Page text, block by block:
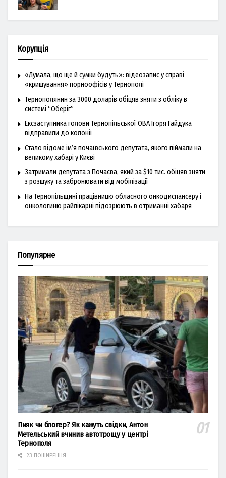
Корупція
«Думала, що ще й сумки будуть»: відеозапис у справі
«кришування» порноофісів у Тернополі
Тернополянин за 3000 доларів обіцяв зняти з обліку в
системі “Оберіг”
Ексзаступника голови Тернопільської ОВА Ігоря Гайдука
відправили до колонії
Стало відоме ім’я почаївського депутата, якого піймали на
великому хабарі у Києві
Затримали депутата з Почаєва, який за $10 тис. обіцяв зняти
з розшуку та забронювати від мобілізації
На Тернопільщині працівницю обласного онкодиспансеру і
онкологиню райлікарні підозрюють в отриманні хабаря
Популярне
Пияк чи блогер? Як кажуть свідки, Антон
Метельський вчинив автотрощу у центрі
Тернополя
23 ПОШИРЕННЯ